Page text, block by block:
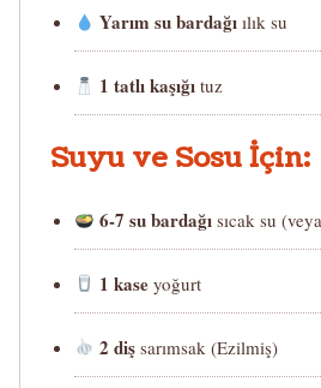
Yarım su bardağı ılık su
1 tatlı kaşığı tuz
Suyu ve Sosu İçin:
6-7 su bardağı sıcak su
1 kase yoğurt
2 diş sarımsak (Ezilmiş)